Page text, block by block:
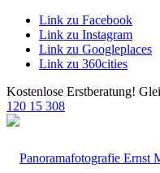
Link zu Facebook
Link zu Instagram
Link zu Googleplaces
Link zu 360cities
Kostenlose Erstberatung!
120 15 308